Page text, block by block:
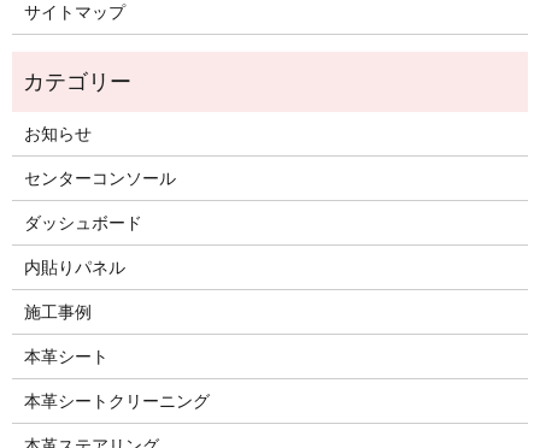
サイトマップ
お知らせ
センターコンソール
ダッシュボード
内貼りパネル
施工事例
本革シート
本革シートクリーニング